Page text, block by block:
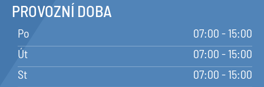
PROVOZNÍ DOBA
Po
07:00 - 15:00
Út
07:00 - 15:00
St
07:00 - 15:00